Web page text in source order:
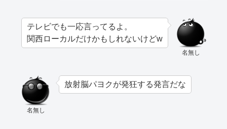
名無し
テレビでも一応言ってるよ。
関西ローカルだけかもしれないけどw
名無し
放射脳パヨクが発狂する発言だな